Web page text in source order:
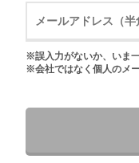
※誤入力がないか、いま
※会社ではなく個人のメ